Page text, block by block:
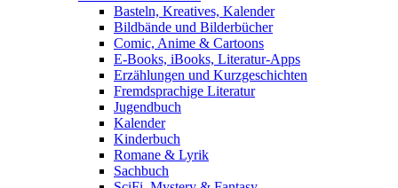
Basteln, Kreatives, Kalender
Bildbände und Bilderbücher
Comic, Anime & Cartoons
E-Books, iBooks, Literatur-Apps
Erzählungen und Kurzgeschichten
Fremdsprachige Literatur
Jugendbuch
Kalender
Kinderbuch
Romane & Lyrik
Sachbuch